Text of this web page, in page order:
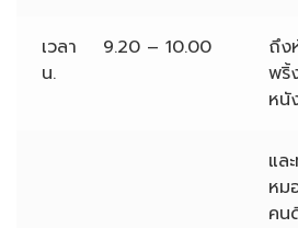
เวลา 9.20 – 10.00
น.
ถึง
พริ้
หนั
แล
หม
คน